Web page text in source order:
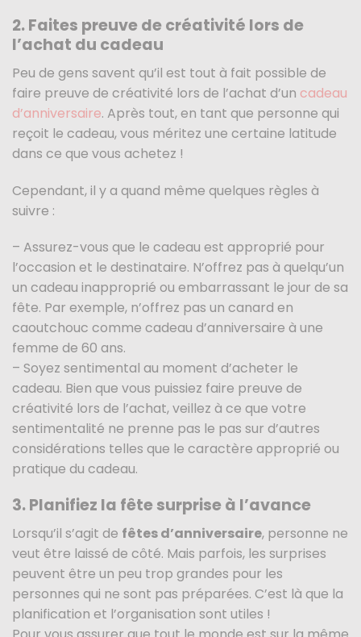
2. Faites preuve de créativité lors de
l’achat du cadeau
Peu de gens savent qu’il est tout à fait possible de
faire preuve de créativité lors de l’achat d’un cadeau
d’anniversaire. Après tout, en tant que personne qui
reçoit le cadeau, vous méritez une certaine latitude
dans ce que vous achetez !
Cependant, il y a quand même quelques règles à
suivre :
– Assurez-vous que le cadeau est approprié pour
l’occasion et le destinataire. N’offrez pas à quelqu’un
un cadeau inapproprié ou embarrassant le jour de sa
fête. Par exemple, n’offrez pas un canard en
caoutchouc comme cadeau d’anniversaire à une
femme de 60 ans.
– Soyez sentimental au moment d’acheter le
cadeau. Bien que vous puissiez faire preuve de
créativité lors de l’achat, veillez à ce que votre
sentimentalité ne prenne pas le pas sur d’autres
considérations telles que le caractère approprié ou
pratique du cadeau.
3. Planifiez la fête surprise à l’avance
Lorsqu’il s’agit de fêtes d’anniversaire, personne ne
veut être laissé de côté. Mais parfois, les surprises
peuvent être un peu trop grandes pour les
personnes qui ne sont pas préparées. C’est là que la
planification et l’organisation sont utiles !